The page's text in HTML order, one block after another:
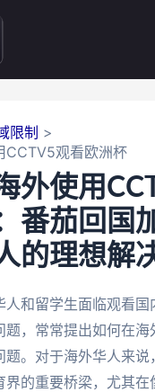
限制
CCTV5观看欧洲杯
外使用
番茄回国
的理想解
人和留学生面临观看国
题，常常提出如何在
题。对于海外华人来
界的重要桥梁，尤其在